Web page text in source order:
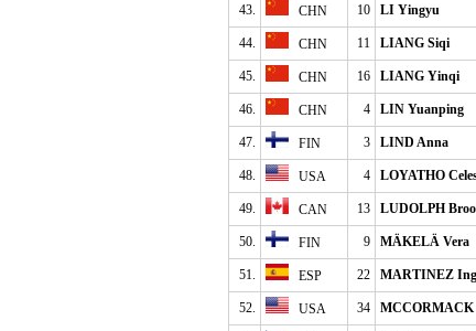
43. CHN 10 LI Yingyu
44. CHN 11 LIANG Siqi
45. CHN 16 LIANG Yinqi
46. CHN 4 LIN Yuanping
47. FIN 3 LIND Anna
48. USA 4 LOYATHO
49. CAN 13 LUDOLPH
50. FIN 9 MÄKELÄ Vera
51. ESP 22 MARTINEZ
52. USA 34 MCCORMACK